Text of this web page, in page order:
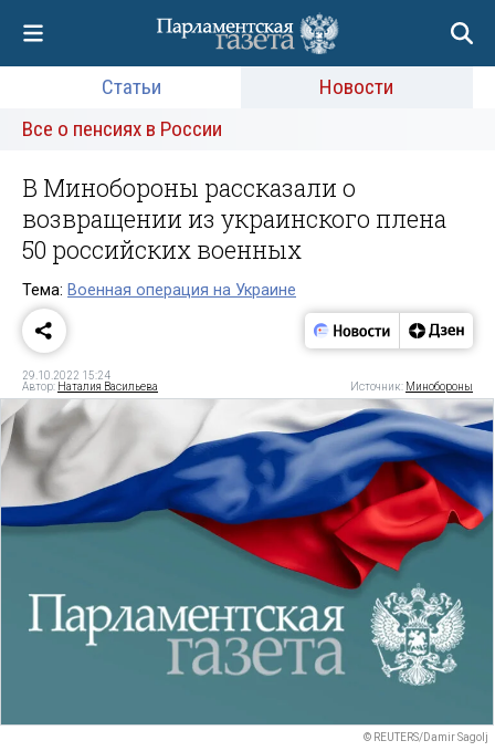
Статьи
Новости
Все о пенсиях в России
В Минобороны рассказали о
возвращении из украинского плена
50 российских военных
Тема: Военная операция на Украине
29.10.2022 15:24
Автор: Наталия Васильева Источник: Минобороны
© REUTERS/Damir Sagolj